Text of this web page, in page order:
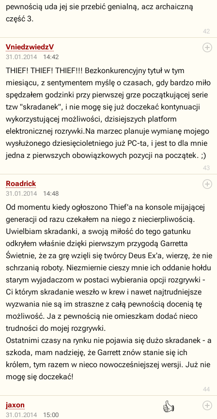
42
pewnością uda jej sie przebić genialną, acz archaiczną
część 3.
31.01.2014 14:42
43
VniedzwiedzV
THIEF! THIEF! THIEF!!! Bezkonkurencyjny tytuł w tym
miesiącu, z sentymentem myślę o czasach, gdy bardzo miło
spędzałem godzinki przy pierwszej grze początkującej serie
tzw "skradanek", i nie mogę się już doczekać kontynuacji
wykorzystującej możliwości, dzisiejszych platform
elektronicznej rozrywki.Na marzec planuje wymianę mojego
wysłużonego dziesięcioletniego już PC-ta, i jest to dla mnie
jedna z pierwszych obowiązkowych pozycji na początek. ;)
31.01.2014 14:48
44
Roadrick
Od momentu kiedy ogłoszono Thief'a na konsole mijającej
generacji od razu czekałem na niego z niecierpliwością.
Uwielbiam skradanki, a swoją miłość do tego gatunku
odkryłem właśnie dzięki pierwszym przygodą Garretta
Świetnie, że za grę wzięli się twórcy Deus Ex'a, wierzę, że nie
schrzanią roboty. Niezmiernie cieszy mnie ich oddanie hołdu
starym wyjadaczom w postaci wybierania opcji rozgrywki -
Ci którym skradanie weszło w krew i nawet najtrudniejsze
wyzwania nie są im straszne z całą pewnością docenią tę
możliwość. Ja z pewnością nie omieszkam dodać nieco
trudności do mojej rozgrywki.
Ostatnimi czasy na rynku nie pojawia się dużo skradanek - a
szkoda, mam nadzieję, że Garrett znów stanie się ich
królem, tym razem w nieco nowocześniejszej wersji. Już nie
mogę się doczekać!
31.01.2014 15:00
👍
jaxon